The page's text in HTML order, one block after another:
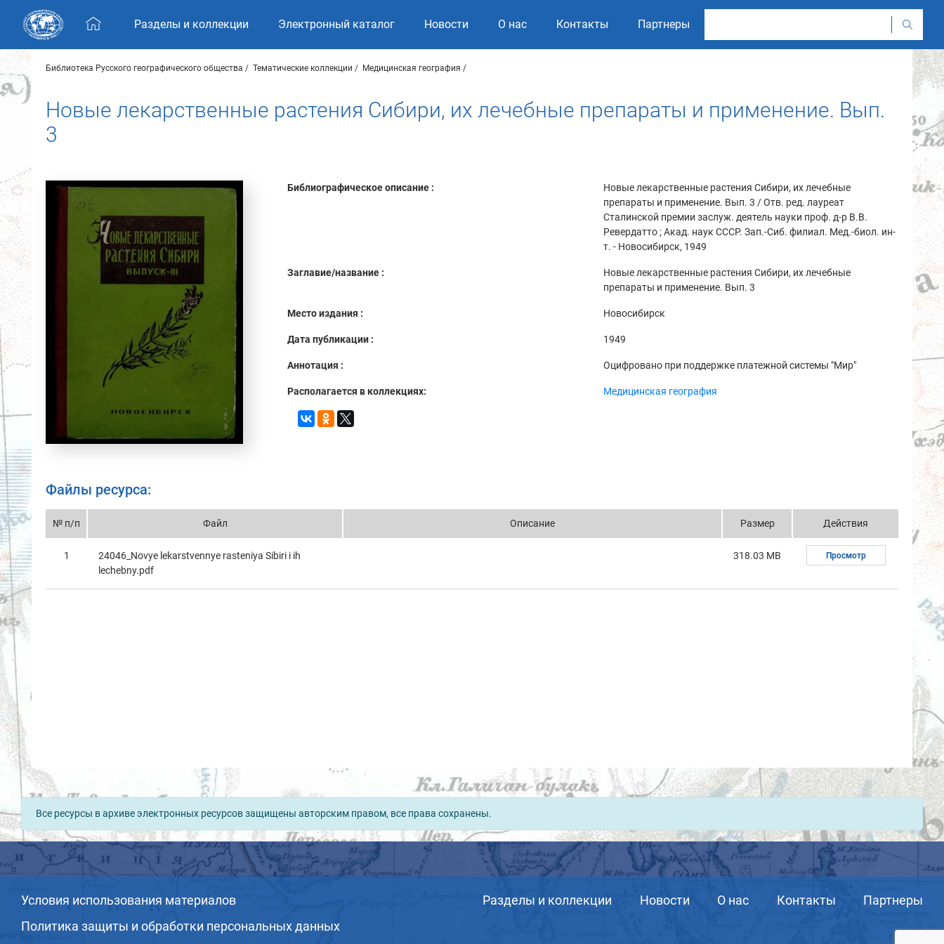
Skip navigation
Разделы и коллекции Электронный каталог Новости О нас Контакты Партнеры
Библиотека Русского географического общества Тематические коллекции Медицинская география
Новые лекарственные растения Сибири, их лечебные препараты и применение. Вып.
3
Библиографическое описание :
Новые лекарственные растения Сибири, их лечебные
препараты и применение. Вып. 3 / Отв. ред. лауреат
Сталинской премии заслуж. деятель науки проф. д-р В.В.
Ревердатто ; Акад. наук СССР. Зап.-Сиб. филиал. Мед.-биол. ин-
т. - Новосибирск, 1949
Заглавие/название :
Новые лекарственные растения Сибири, их лечебные
препараты и применение. Вып. 3
Место издания : Новосибирск
Дата публикации : 1949
Аннотация : Оцифровано при поддержке платежной системы "Мир"
Располагается в коллекциях: Медицинская география
Файлы ресурса:
№ п/п Файл Описание Размер Действия
1
24046_Novye lekarstvennye rasteniya Sibiri i ih
lechebny.pdf
318.03 MB Просмотр
Все ресурсы в архиве электронных ресурсов защищены авторским правом, все права сохранены.
Условия использования материалов
Политика защиты и обработки персональных данных
Разделы и коллекции Новости О нас Контакты Партнеры